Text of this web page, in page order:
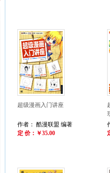
超级漫画入门讲座
作者： 酷漫联盟 编著
定 价：￥35.00